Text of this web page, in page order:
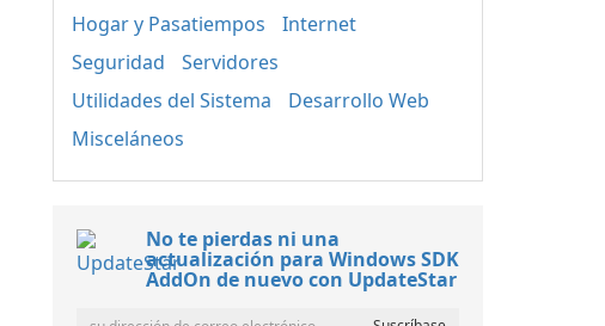
Hogar y Pasatiempos
Internet
Seguridad
Servidores
Utilidades del Sistema
Desarrollo Web
Misceláneos
No te pierdas ni una
actualización para Windows SDK
AddOn de nuevo con UpdateStar